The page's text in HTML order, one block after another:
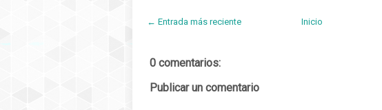
← Entrada más reciente Inicio
0 comentarios:
Publicar un comentario